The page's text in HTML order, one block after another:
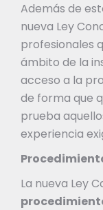
Además de
nueva Ley
profesionales
ámbito de la
acceso a la
de forma que
prueba
experiencia
La nueva Ley